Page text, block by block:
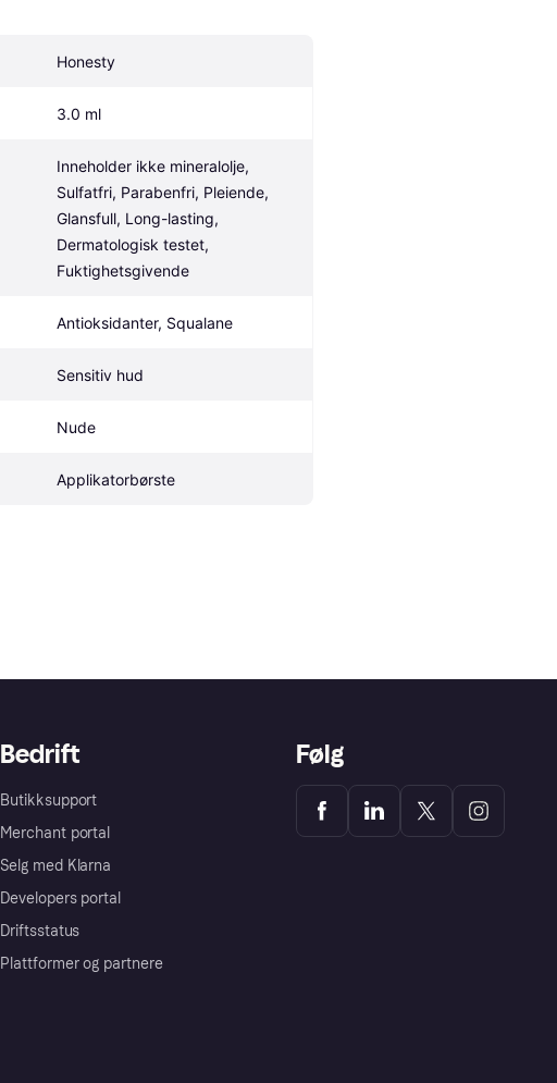
Honesty
3.0 ml
Inneholder ikke mineralolje,
Sulfatfri, Parabenfri, Pleiende,
Glansfull, Long-lasting,
Dermatologisk testet,
Fuktighetsgivende
Antioksidanter, Squalane
Sensitiv hud
Nude
Applikatorbørste
Bedrift
Butikksupport
Merchant portal
Selg med Klarna
Developers portal
Driftsstatus
Plattformer og partnere
Følg